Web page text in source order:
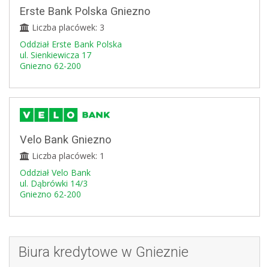
Erste Bank Polska Gniezno
Liczba placówek: 3
Oddział Erste Bank Polska
ul. Sienkiewicza 17
Gniezno 62-200
Velo Bank Gniezno
Liczba placówek: 1
Oddział Velo Bank
ul. Dąbrówki 14/3
Gniezno 62-200
Biura kredytowe w Gnieznie